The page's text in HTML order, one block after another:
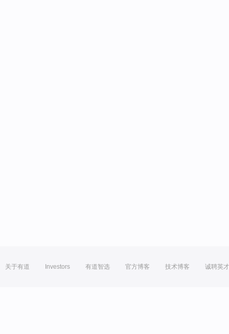
关于有道 Investors 有道智选 官方博客 技术博客 诚聘英才